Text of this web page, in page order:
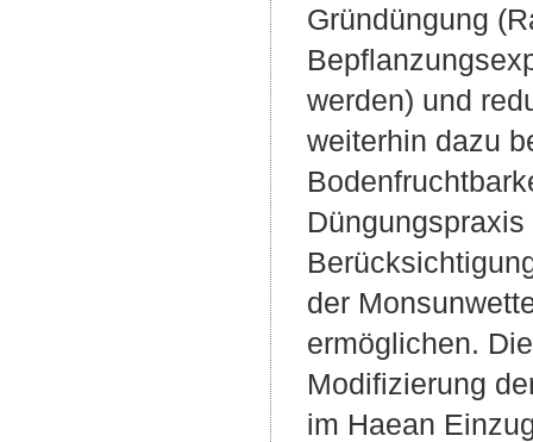
Gründüngung
werden) und
weiterhin dazu
der
ermöglichen.
Modifizierung
im Haean